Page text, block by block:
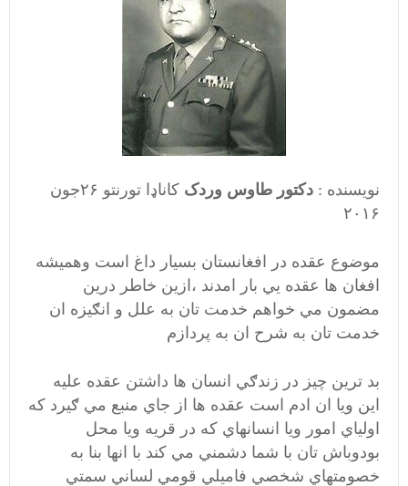
نویسنده : دکتور طاوس وردک
کاناډا تورنتو ۲۶جون
۲۰۱۶
موضوع عقده در افغانستان بسيار داغ است وهمیشه
افغان ها عقده يي بار امدند ،ازين خاطر درين
مضمون مي خواهم خدمت تان به علل و انګيزه ان
خدمت تان به شرح ان به پردازم
بد ترين چيز در زندګي انسان ها داشتن عقده عليه
اين ويا ان ادم است عقده ها از جاي منبع مي ګيرد که
اولياي امور ويا انسانهاي که در قريه ويا محل
بودوباش تان با شما دشمني مي کند با انها بنا به
خصومتهاي شخصي فاميلي قومي لساني سمتي